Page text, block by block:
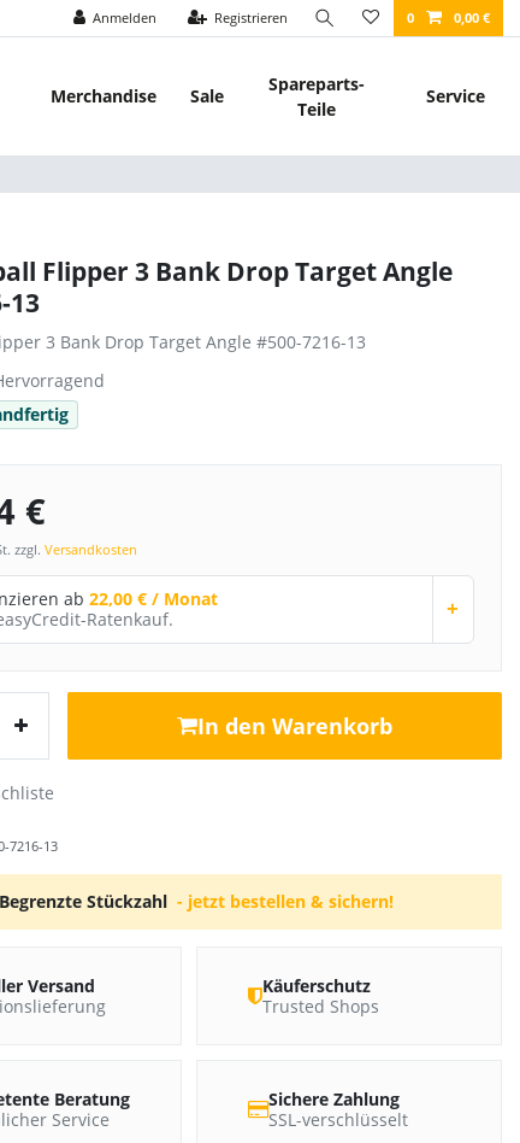
Anmelden Registrieren 0 0,00 €
Merchandise Sale
Spareparts-
Teile
Service
Flipper 3 Bank Drop Target Angle
13
3 Bank Drop Target Angle #500-7216-13
€
zzgl.Versandkosten
ab22,00 € / Monat
Ratenkauf.
+
In den Warenkorb
7216-13
Begrenzte Stückzahl - jetzt bestellen & sichern!
Versand
Käuferschutz
Trusted Shops
Beratung
Service
Sichere Zahlung
SSL-verschlüsselt